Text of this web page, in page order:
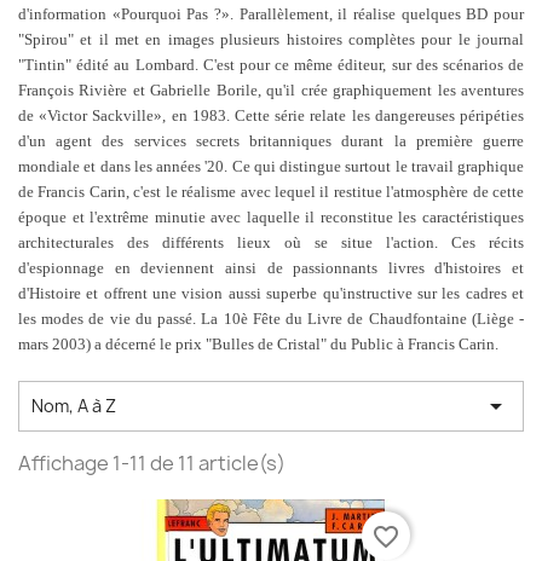
d'information «Pourquoi Pas ?». Parallèlement, il réalise quelques BD pour
"Spirou" et il met en images plusieurs histoires complètes pour le journal
"Tintin" édité au Lombard. C'est pour ce même éditeur, sur des scénarios de
François Rivière et Gabrielle Borile, qu'il crée graphiquement les aventures
de «Victor Sackville», en 1983. Cette série relate les dangereuses péripéties
d'un agent des services secrets britanniques durant la première guerre
mondiale et dans les années '20. Ce qui distingue surtout le travail graphique
de Francis Carin, c'est le réalisme avec lequel il restitue l'atmosphère de cette
époque et l'extrême minutie avec laquelle il reconstitue les caractéristiques
architecturales des différents lieux où se situe l'action. Ces récits
d'espionnage en deviennent ainsi de passionnants livres d'histoires et
d'Histoire et offrent une vision aussi superbe qu'instructive sur les cadres et
les modes de vie du passé. La 10è Fête du Livre de Chaudfontaine (Liège -
mars 2003) a décerné le prix "Bulles de Cristal" du Public à Francis Carin.
Nom, A à Z 
Affichage 1-11 de 11 article(s)
favorite_border